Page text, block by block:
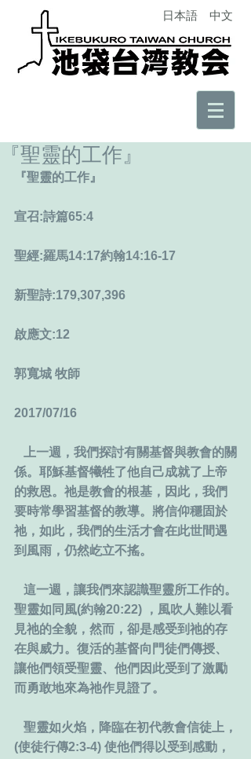
日本語 中文
『聖靈的工作』
『聖靈的工作』
宣召:詩篇65:4
聖經:羅馬14:17約翰14:16-17
新聖詩:179,307,396
啟應文:12
郭寬城 牧師
2017/07/16
係。耶穌基督犧牲了他自己成就了上帝
的救恩。祂是教會的根基，因此，我們
要時常學習基督的教導。將信仰穩固於
祂，如此，我們的生活才會在此世間遇
到風雨，仍然屹立不搖。
聖靈如同風(約翰20:22) ，風吹人難以看
見祂的全貌，然而，卻是感受到祂的存
在與威力。復活的基督向門徒們傳授、
讓他們領受聖靈、他們因此受到了激勵
而勇敢地來為祂作見證了。
(使徒行傳2:3-4) 使他們得以受到感動，